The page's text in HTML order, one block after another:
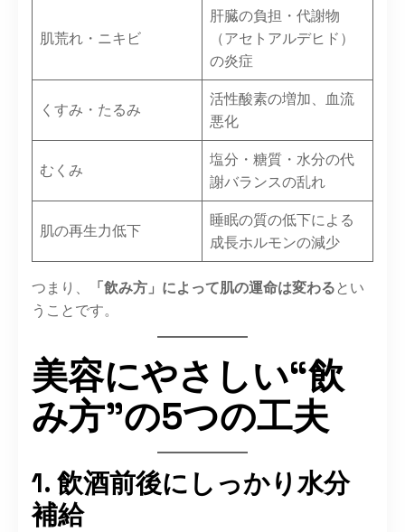
肌荒れ・ニキビ
肝臓の負担・代謝物
（アセトアルデヒド）
の炎症
くすみ・たるみ
活性酸素の増加、血流
悪化
むくみ
塩分・糖質・水分の代
謝バランスの乱れ
肌の再生力低下
睡眠の質の低下による
成長ホルモンの減少
つまり、 「飲み方」によって肌の運命は変わるとい
うことです。
美容にやさしい“飲
み方”の5つの工夫
1. 飲酒前後にしっかり水分
補給